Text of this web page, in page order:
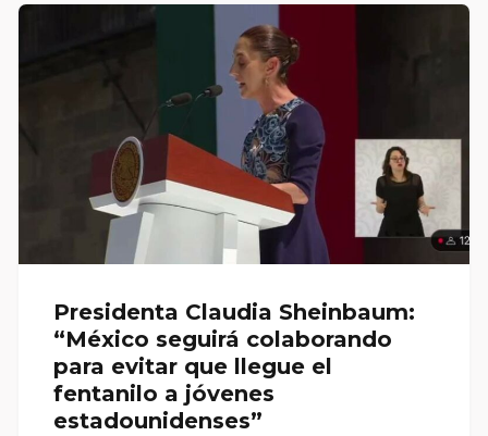
Presidenta Claudia Sheinbaum:
“México seguirá colaborando
para evitar que llegue el
fentanilo a jóvenes
estadounidenses”